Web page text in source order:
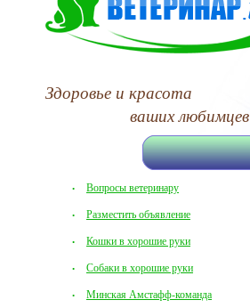
Здоровье и красота
ваших любимцев
Вопросы ветеринару
Разместить объявление
Кошки в хорошие руки
Собаки в хорошие руки
Минская Амстафф-команда